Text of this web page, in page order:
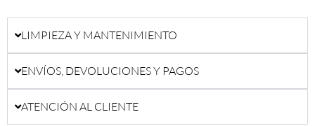
LIMPIEZA Y MANTENIMIENTO
ENVÍOS, DEVOLUCIONES Y PAGOS
ATENCIÓN AL CLIENTE